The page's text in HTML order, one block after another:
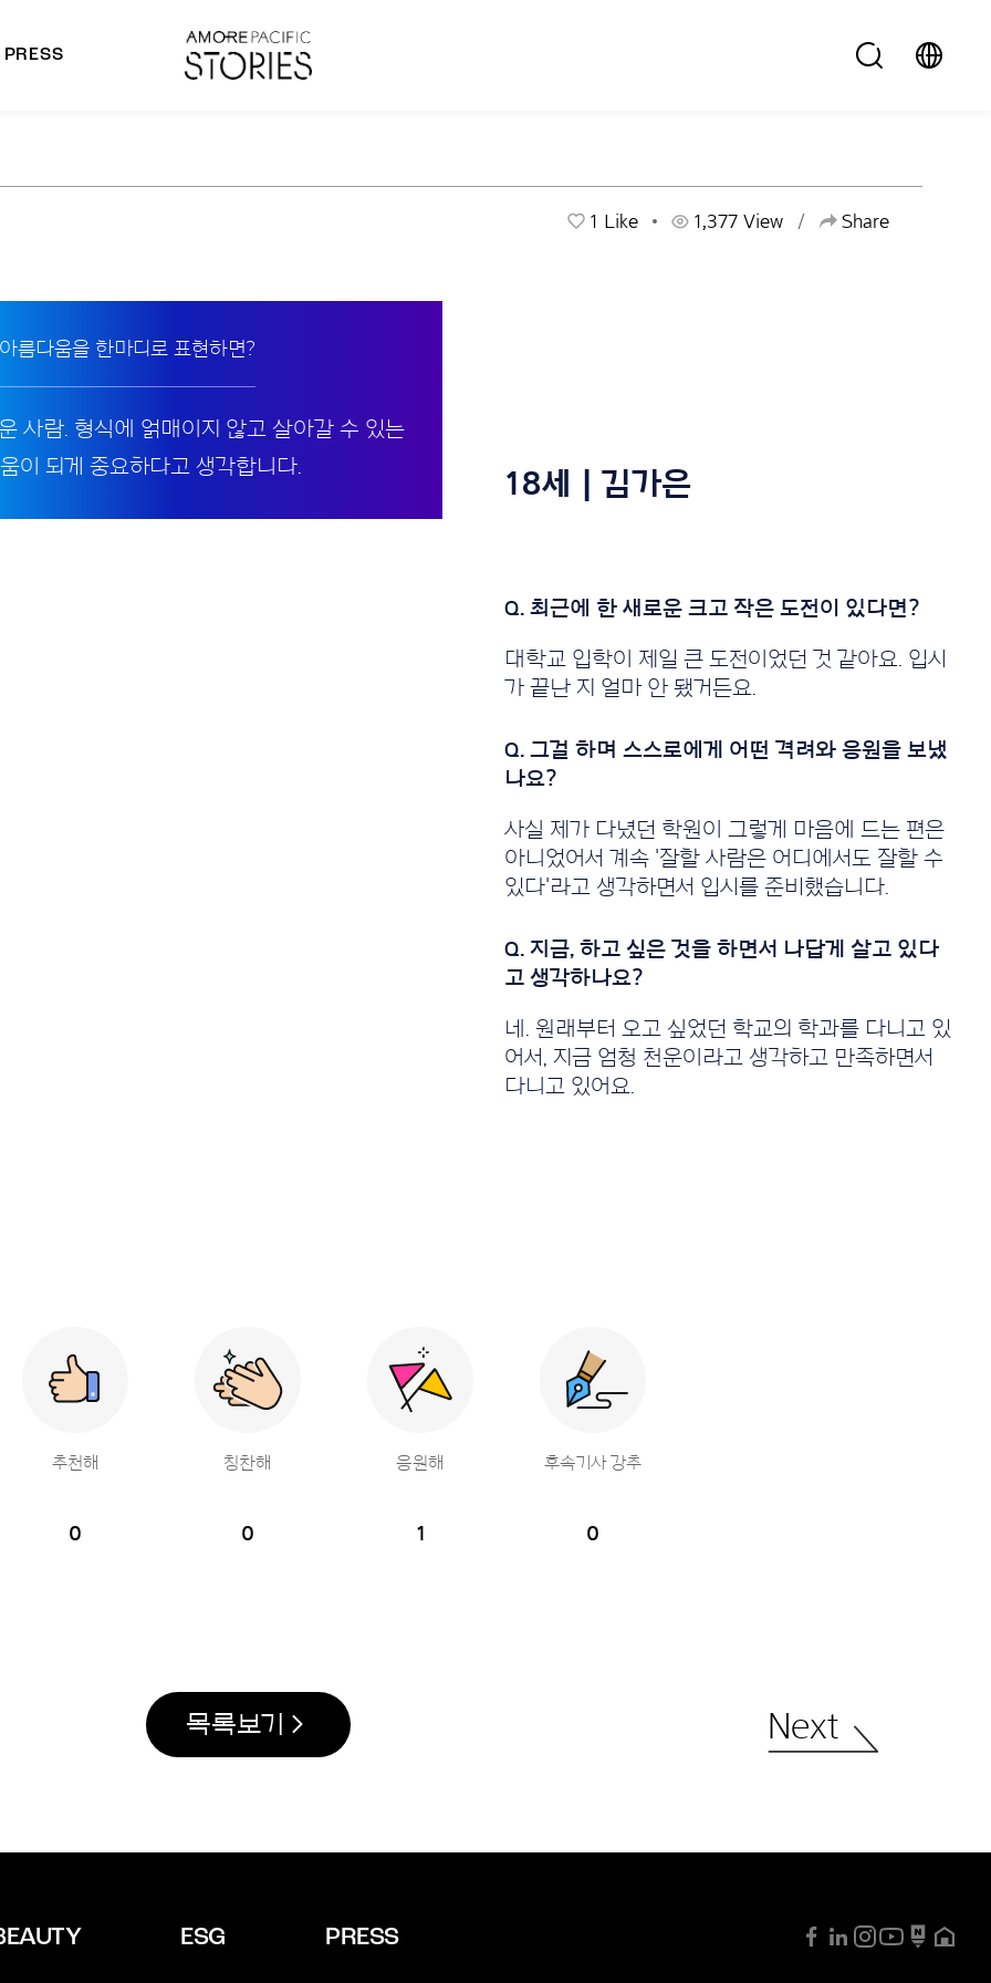
PRESS
1 Like 1,377 View Share
름다움을 한마디로 표현하면?
사람. 형식에 얽매이지 않고 살아갈 수 있는
이 되게 중요하다고 생각합니다.
18세 | 김가은
대학교 입학이 제일 큰 도전이었던 것 같아요. 입시
가 끝난 지 얼마 안 됐거든요.
사실 제가 다녔던 학원이 그렇게 마음에 드는 편은
아니었어서 계속 '잘할 사람은 어디에서도 잘할 수
있다'라고 생각하면서 입시를 준비했습니다.
네. 원래부터 오고 싶었던 학교의 학과를 다니고 있
어서, 지금 엄청 천운이라고 생각하고 만족하면서
다니고 있어요.
추천해
0
칭찬해
0
응원해
1
후속기사 강추
0
목록보기 Next
ESG PRESS